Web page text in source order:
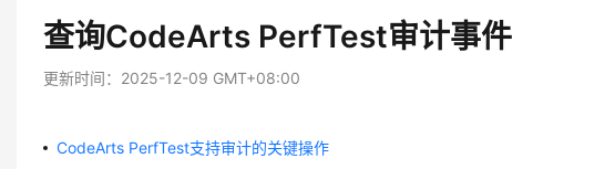
查询CodeArts PerfTest审计事件
更新时间： 2025-12-09 GMT+08:00
CodeArts PerfTest支持审计的关键操作